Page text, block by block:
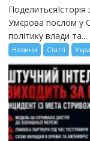
Умєрова послом у
політику влади та...
Новини Статті